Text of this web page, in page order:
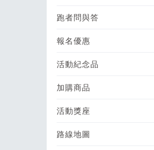
跑者問與答
報名優惠
活動紀念品
加購商品
活動獎座
路線地圖